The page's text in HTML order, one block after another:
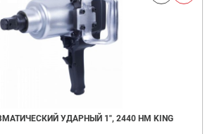
УДАРНЫЙ 1", 2440 НМ KING